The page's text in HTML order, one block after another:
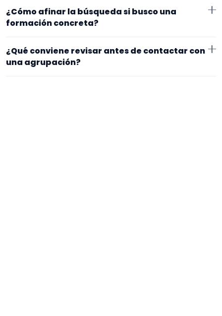
trabajan en Sevilla. Algunos son de la zona y otros se
exacto, horarios y posibles gastos.
¿Cómo afinar la búsqueda si busco una
formación concreta?
Empieza por el tipo de evento y la zona. Si ya sabes el
formato que te encaja, usa el filtro de tipo de
agrupación para quedarte con opciones más
¿Qué conviene revisar antes de contactar con
una agrupación?